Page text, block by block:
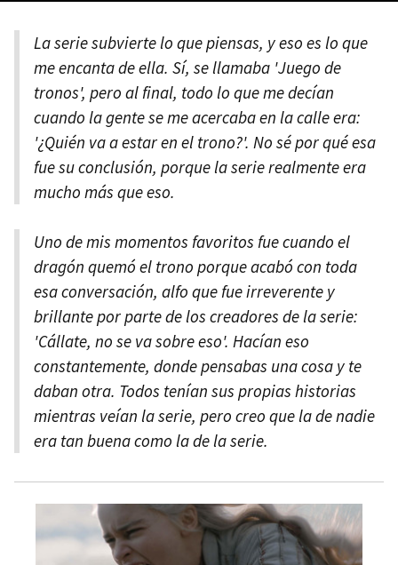
La serie subvierte lo que piensas, y eso es lo que
me encanta de ella. Sí, se llamaba 'Juego de
tronos', pero al final, todo lo que me decían
cuando la gente se me acercaba en la calle era:
'¿Quién va a estar en el trono?'. No sé por qué esa
fue su conclusión, porque la serie realmente era
mucho más que eso.
Uno de mis momentos favoritos fue cuando el
dragón quemó el trono porque acabó con toda
esa conversación, alfo que fue irreverente y
brillante por parte de los creadores de la serie:
'Cállate, no se va sobre eso'. Hacían eso
constantemente, donde pensabas una cosa y te
daban otra. Todos tenían sus propias historias
mientras veían la serie, pero creo que la de nadie
era tan buena como la de la serie.